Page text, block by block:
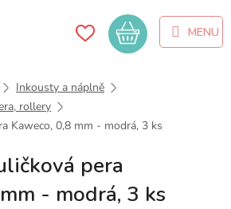
Nákupní
košík
Inkousty a náplně
rollery
Kaweco, 0,8 mm - modrá, 3 ks
pera
- modrá, 3 ks